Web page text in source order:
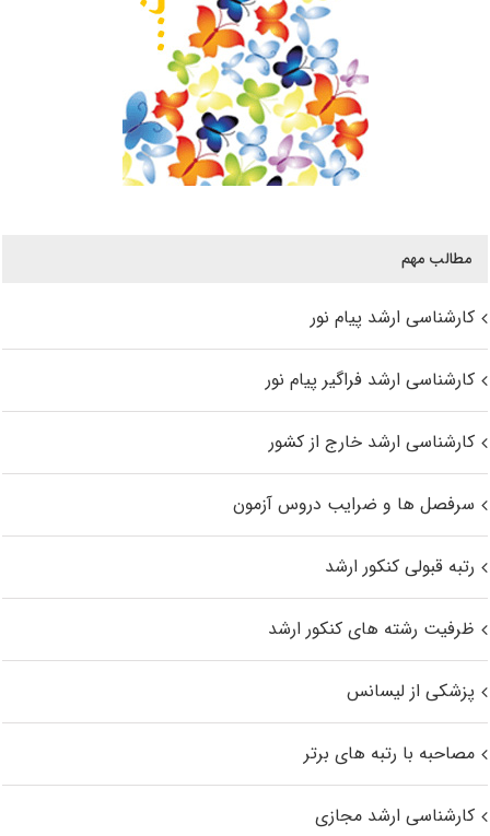
مطالب مهم
کارشناسی ارشد پیام نور
کارشناسی ارشد فراگیر پیام نور
کارشناسی ارشد خارج از کشور
سرفصل ها و ضرایب دروس آزمون
رتبه قبولی کنکور ارشد
ظرفیت رشته های کنکور ارشد
پزشکی از لیسانس
مصاحبه با رتبه های برتر
کارشناسی ارشد مجازی